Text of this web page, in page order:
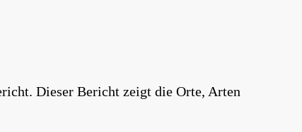
Dieser Bericht zeigt die Orte, Arten